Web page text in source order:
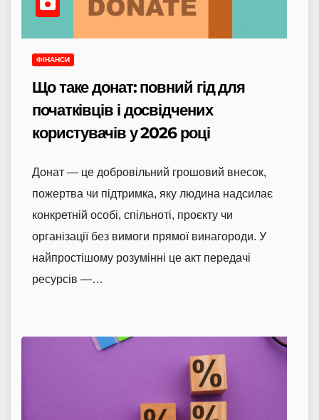
ФІНАНСИ
Що таке донат: повний гід для
початківців і досвідчених
користувачів у 2026 році
Донат — це добровільний грошовий внесок,
пожертва чи підтримка, яку людина надсилає
конкретній особі, спільноті, проєкту чи
організації без вимоги прямої винагороди. У
найпростішому розумінні це акт передачі
ресурсів —…